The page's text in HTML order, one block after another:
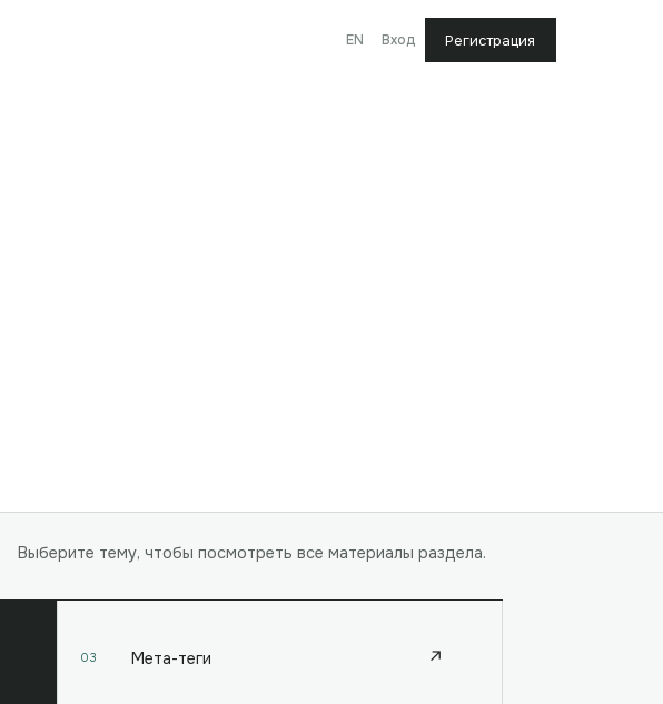
EN Вход Регистрация
Выберите тему, чтобы посмотреть все материалы раздела.
03 Мета-теги ↗